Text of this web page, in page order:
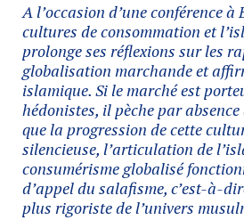
A l’occasion d’une conférence à
cultures de consommation et
prolonge ses réflexions sur les
globalisation marchande et
islamique. Si le marché est
hédonistes, il pèche par
que la progression de cette
silencieuse, l’articulation de
consumérisme globalisé
d’appel du salafisme, c’est-à-
plus rigoriste de l’univers